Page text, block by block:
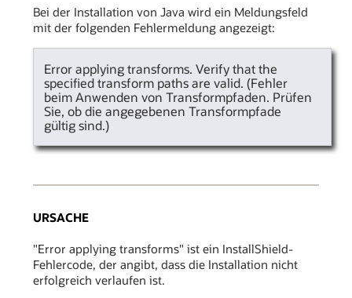
Bei der Installation von Java wird ein Meldungsfeld
mit der folgenden Fehlermeldung angezeigt:
Error applying transforms. Verify that the
specified transform paths are valid. (Fehler
beim Anwenden von Transformpfaden. Prüfen
Sie, ob die angegebenen Transformpfade
gültig sind.)
URSACHE
"Error applying transforms" ist ein InstallShield-
Fehlercode, der angibt, dass die Installation nicht
erfolgreich verlaufen ist.